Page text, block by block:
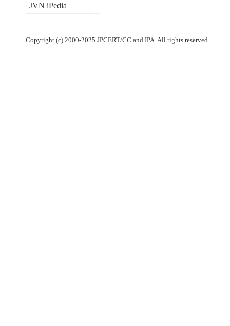
JVN iPedia
Copyright (c) 2000-2025 JPCERT/CC and IPA. All rights reserved.